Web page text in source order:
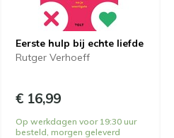
Eerste hulp bij echte liefde
Rutger Verhoeff
€ 16,99
Op werkdagen voor 19:30 uur
besteld, morgen geleverd